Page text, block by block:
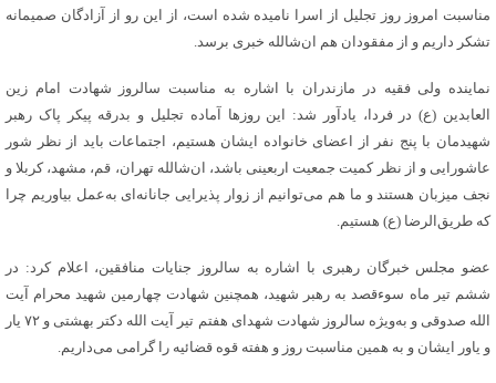
مناسبت امروز روز تجلیل از اسرا نامیده شده است، از این رو از آزادگان صمیمانه
تشکر داریم و از مفقودان هم ان‌شالله خبری برسد.
نماینده ولی فقیه در مازندران با اشاره به مناسبت سالروز شهادت امام زین
العابدین (ع) در فردا، یادآور شد: این روزها آماده تجلیل و بدرقه پیکر پاک رهبر
شهیدمان با پنج نفر از اعضای خانواده ایشان هستیم، اجتماعات باید از نظر شور
عاشورایی و از نظر کمیت جمعیت اربعینی باشد، ان‌شالله تهران، قم، مشهد، کربلا و
نجف میزبان هستند و ما هم می‌توانیم از زوار پذیرایی جانانه‌ای به‌عمل بیاوریم چرا
که طریق‌الرضا (ع) هستیم.
عضو مجلس خبرگان رهبری با اشاره به سالروز جنایات منافقین، اعلام کرد: در
ششم تیر ماه سوءقصد به رهبر شهید، همچنین شهادت چهارمین شهید محرام آیت
الله صدوقی و به‌ویژه سالروز شهادت شهدای هفتم تیر آیت الله دکتر بهشتی و ۷۲ یار
و یاور ایشان و به همین مناسبت روز و هفته قوه قضائیه را گرامی می‌داریم.